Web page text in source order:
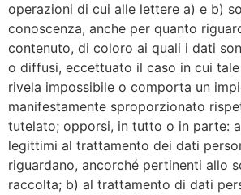
operazioni di cui alle lettere a) e b)
conoscenza, anche per quanto
contenuto, di coloro ai quali i dati
o diffusi, eccettuato il caso in cui
rivela impossibile o comporta un
manifestamente sproporzionato
tutelato; opporsi, in tutto o in parte:
legittimi al trattamento dei dati
riguardano, ancorché pertinenti allo
raccolta; b) al trattamento di dati